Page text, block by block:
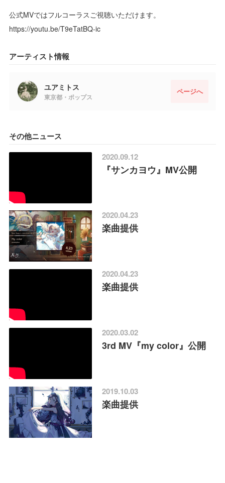
公式MVではフルコーラスご視聴いただけます。
https://youtu.be/T9eTatBQ-ic
アーティスト情報
ユアミトス
東京都・ポップス
ページへ
その他ニュース
2020.09.12
『サンカヨウ』MV公開
2020.04.23
楽曲提供
2020.04.23
楽曲提供
2020.03.02
3rd MV『my color』公開
2019.10.03
楽曲提供